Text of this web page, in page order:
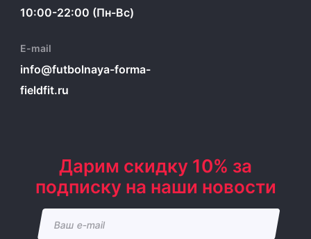
10:00-22:00 (Пн-Вс)
E-mail
info@futbolnaya-forma-
fieldfit.ru
Дарим скидку 10% за
подписку на наши новости